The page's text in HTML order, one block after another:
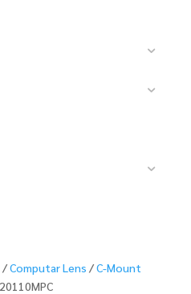
/Computar Lens /C-Mount